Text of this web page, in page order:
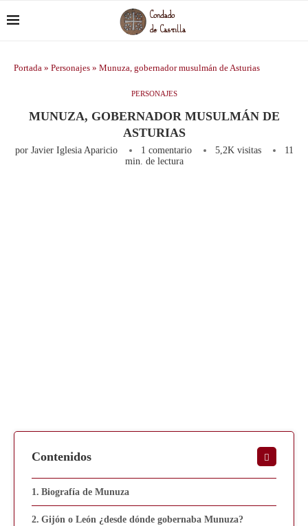
Portada » Personajes » Munuza, gobernador musulmán de Asturias
PERSONAJES
MUNUZA, GOBERNADOR MUSULMÁN DE
ASTURIAS
por Javier Iglesia Aparicio 1 comentario 5,2Kvisitas
11
min. de lectura
Contenidos
Biografía de Munuza
Gijón o León ¿desde dónde gobernaba Munuza?